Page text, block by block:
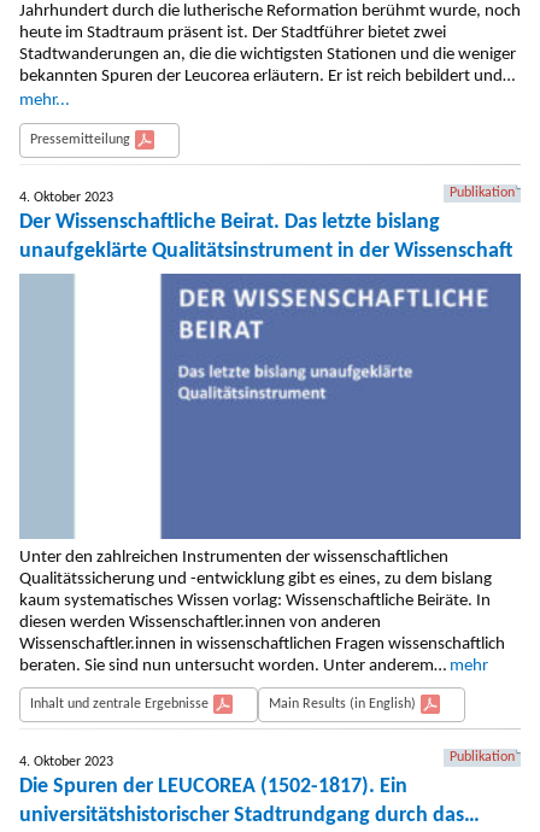
Jahrhundert durch die lutherische Reformation berühmt wurde, noch
heute im Stadtraum präsent ist. Der Stadtführer bietet zwei
Stadtwanderungen an, die die wichtigsten Stationen und die weniger
bekannten Spuren der Leucorea erläutern. Er ist reich bebildert und
verbindet historische und gegenwärtige Zusammenhänge.
mehr...
Pressemitteilung
4. Oktober 2023 Publikation
Der Wissenschaftliche Beirat. Das letzte bislang
unaufgeklärte Qualitätsinstrument in der Wissenschaft
Unter den zahlreichen Instrumenten der wissenschaftlichen
Qualitätssicherung und -entwicklung gibt es eines, zu dem bislang
kaum systematisches Wissen vorlag: Wissenschaftliche Beiräte. In
diesen werden Wissenschaftler.innen von anderen
Wissenschaftler.innen in wissenschaftlichen Fragen wissenschaftlich
beraten. Sie sind nun untersucht worden. Unter anderem… mehr
Inhalt und zentrale Ergebnisse Main Results (in English)
4. Oktober 2023 Publikation
Die Spuren der LEUCOREA (1502-1817). Ein
universitätshistorischer Stadtrundgang durch das